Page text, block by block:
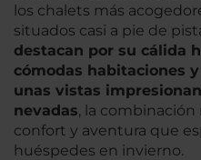
los chalets más
situados casi a pie de
destacan por su cálida
cómodas habitaciones
unas vistas
nevadas, la
confort y aventura que
huéspedes en invierno.